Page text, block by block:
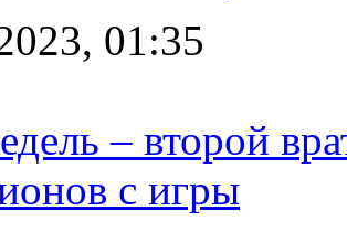
01:35
– второй
с игры